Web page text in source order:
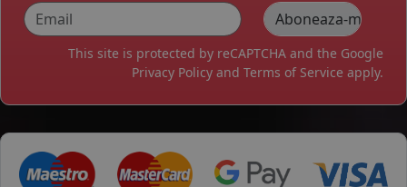
This site is protected by reCAPTCHA and the Google
Privacy Policy and Terms of Service apply.